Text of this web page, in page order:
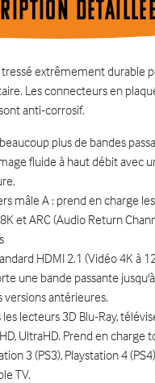
dÉtaillÉe
extrêmement durable
Les connecteurs en
anti-corrosif.
plus de bandes
fluide à haut débit avec
mâle A : prend en charge
et ARC (Audio Return
HDMI 2.1 (Vidéo 4K à
une bande passante
antérieures.
lecteurs 3D Blu-Ray,
UltraHD. Prend en charge
3 (PS3), Playstation 4
TV.